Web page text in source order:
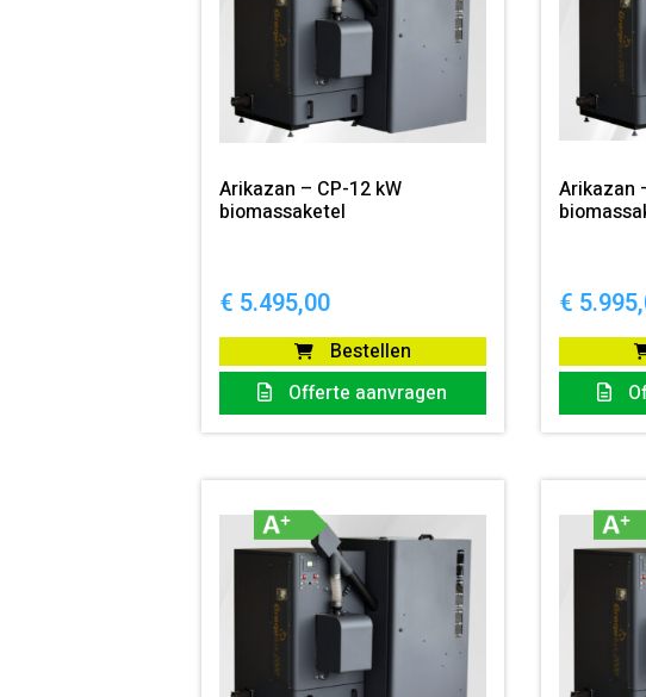
Arikazan – CP-12 kW
biomassaketel
€ 5.495,00
Bestellen
Offerte aanvragen
Arikazan
€